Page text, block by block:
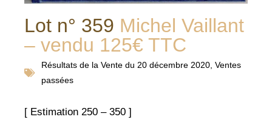
Lot n° 359 Michel Vaillant
– vendu 125€ TTC
Résultats de la Vente du 20 décembre 2020 Ventes
passées
[ Estimation 250 – 350 ]